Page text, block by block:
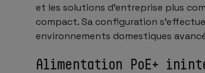
et les solutions d’entreprise plus
compact. Sa configuration
environnements domestiques
Alimentation PoE+